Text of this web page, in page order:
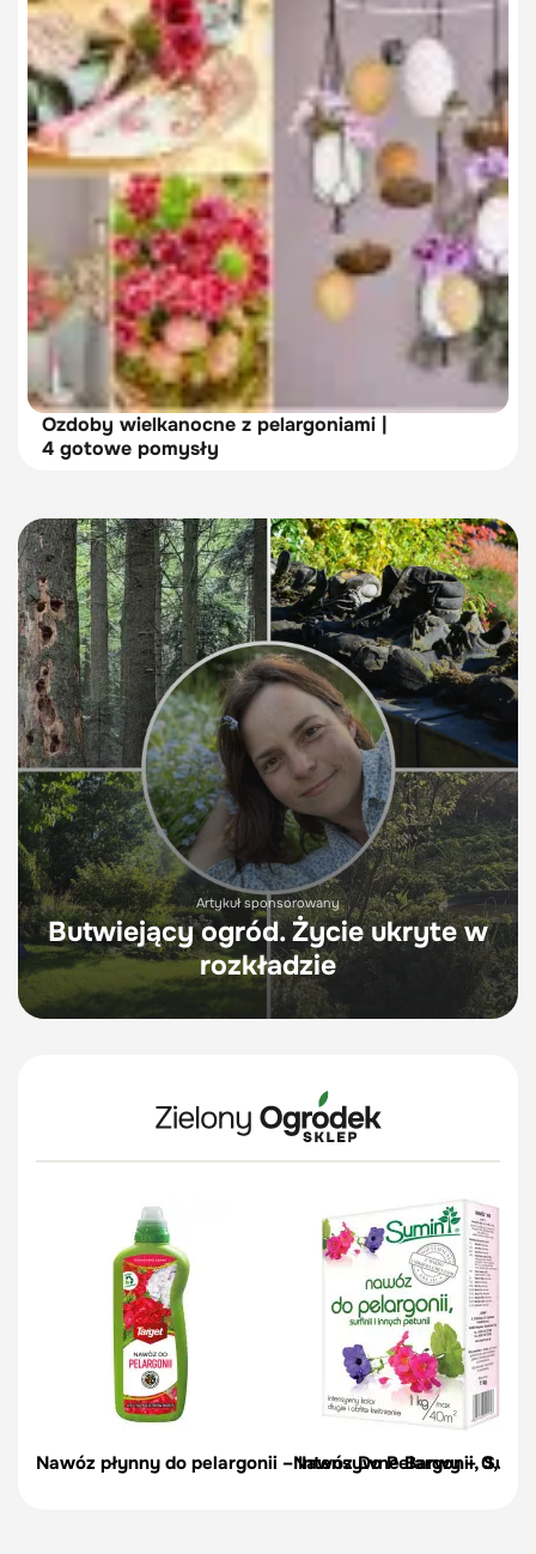
Ozdoby wielkanocne z pelargoniami |
4 gotowe pomysły
Artykuł sponsorowany
Butwiejący ogród. Życie ukryte w
rozkładzie
Nawóz płynny do pelargonii – Intensywne Barwy – 0,5 l |
Nawóz Do Pelargonii,